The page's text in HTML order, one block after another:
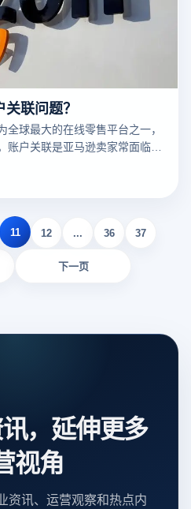
联问题？
球最大的在线零售平台之一，
户关联是亚马逊卖家常面临的
关联，可能会导致账户被封禁。
为卖家提供了有效的解决方
11 12 ... 36 37
下一页
，延伸更多
视角
资讯、运营观察和热点内